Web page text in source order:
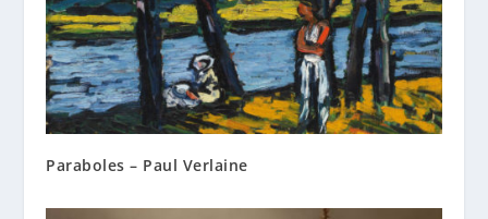
Paraboles – Paul Verlaine